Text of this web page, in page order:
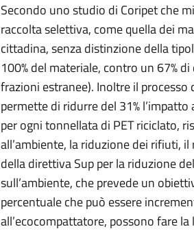
Secondo uno studio di Coripet che
raccolta selettiva, come quella dei
cittadina, senza distinzione della
100% del materiale, contro un 67%
frazioni estranee). Inoltre il
permette di ridurre del 31%
per ogni tonnellata di PET riciclato,
all’ambiente, la riduzione dei rifiuti,
della direttiva Sup per la riduzione
sull’ambiente, che prevede un
percentuale che può essere
all’ecocompattatore, possono fare la